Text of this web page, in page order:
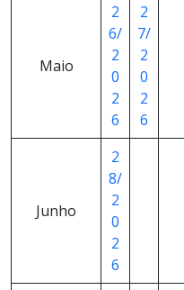
Maio
2
6/
2
0
2
6
2
7/
2
0
2
6
Junho
2
8/
2
0
2
6